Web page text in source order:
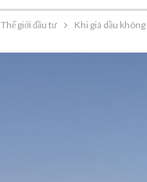
Thế giới đầu tư Khi giá dầu